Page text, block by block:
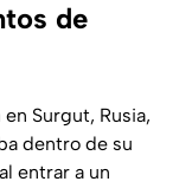
de
Surgut, Rusia,
dentro de su
entrar a un